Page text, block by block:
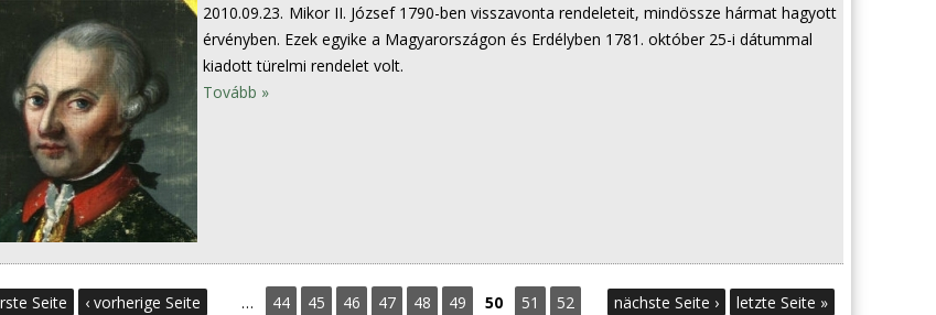
2010.09.23. Mikor II. József 1790-ben visszavonta rendeleteit, mindössze hármat hagyott
érvényben. Ezek egyike a Magyarországon és Erdélyben 1781. október 25-i dátummal
kiadott türelmi rendelet volt.
Tovább »
Seite ‹ vorherige Seite … 44 45 46 47 48 49 50 51 52 nächste Seite › letzte Seite »